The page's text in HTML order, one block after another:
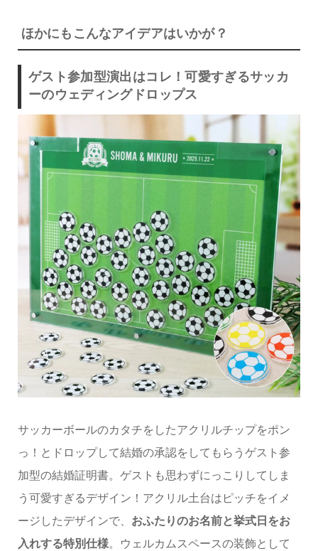
ほかにもこんなアイデアはいかが？
ゲスト参加型演出はコレ！可愛すぎるサッカ
ーのウェディングドロップス
サッカーボールのカタチをしたアクリルチップをポン
っ！とドロップして結婚の承認をしてもらうゲスト参
加型の結婚証明書。ゲストも思わずにっこりしてしま
う可愛すぎるデザイン！アクリル土台はピッチをイメ
ージしたデザインで、 おふたりのお名前と挙式日をお
入れする特別仕様。ウェルカムスペースの装飾として